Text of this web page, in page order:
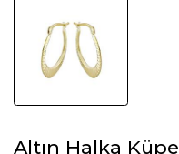
Altın Halka Küpe